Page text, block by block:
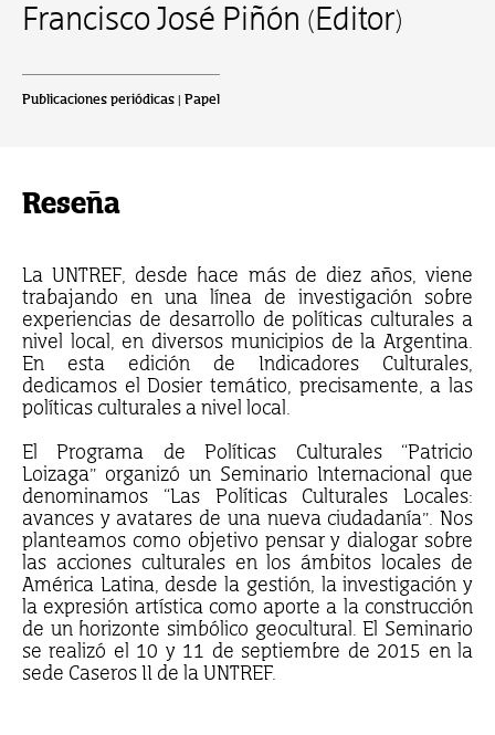
Francisco José Piñón (Editor)
Publicaciones periódicas | Papel
Reseña
La UNTREF, desde hace más de diez años, viene
trabajando en una línea de investigación sobre
experiencias de desarrollo de políticas culturales a
nivel local, en diversos municipios de la Argentina.
En esta edición de Indicadores Culturales,
dedicamos el Dosier temático, precisamente, a las
políticas culturales a nivel local.
El Programa de Políticas Culturales “Patricio
Loizaga” organizó un Seminario Internacional que
denominamos “Las Políticas Culturales Locales:
avances y avatares de una nueva ciudadanía”. Nos
planteamos como objetivo pensar y dialogar sobre
las acciones culturales en los ámbitos locales de
América Latina, desde la gestión, la investigación y
la expresión artística como aporte a la construcción
de un horizonte simbólico geocultural. El Seminario
se realizó el 10 y 11 de septiembre de 2015 en la
sede Caseros II de la UNTREF.